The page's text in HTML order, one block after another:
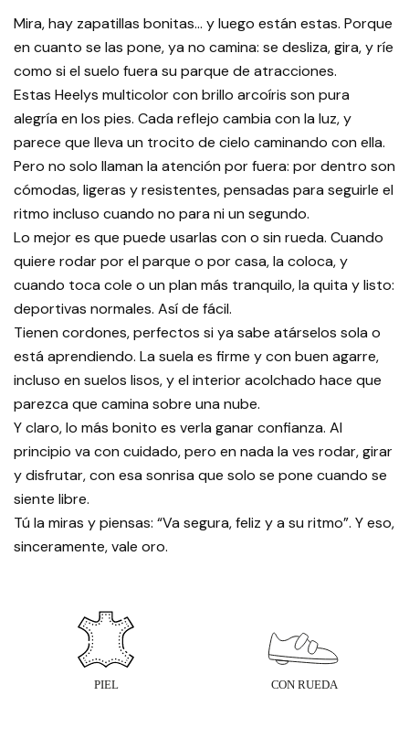
Mira, hay zapatillas bonitas… y luego están estas. Porque
en cuanto se las pone, ya no camina: se desliza, gira, y ríe
como si el suelo fuera su parque de atracciones.
Estas Heelys multicolor con brillo arcoíris son pura
alegría en los pies. Cada reflejo cambia con la luz, y
parece que lleva un trocito de cielo caminando con ella.
Pero no solo llaman la atención por fuera: por dentro son
cómodas, ligeras y resistentes, pensadas para seguirle el
ritmo incluso cuando no para ni un segundo.
Lo mejor es que puede usarlas con o sin rueda. Cuando
quiere rodar por el parque o por casa, la coloca, y
cuando toca cole o un plan más tranquilo, la quita y listo:
deportivas normales. Así de fácil.
Tienen cordones, perfectos si ya sabe atárselos sola o
está aprendiendo. La suela es firme y con buen agarre,
incluso en suelos lisos, y el interior acolchado hace que
parezca que camina sobre una nube.
Y claro, lo más bonito es verla ganar confianza. Al
principio va con cuidado, pero en nada la ves rodar, girar
y disfrutar, con esa sonrisa que solo se pone cuando se
siente libre.
Tú la miras y piensas: “Va segura, feliz y a su ritmo”. Y eso,
sinceramente, vale oro.